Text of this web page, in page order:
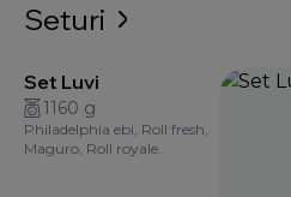
Seturi
Set Luvi
1160 g
Philadelphia ebi, Roll fresh,
Maguro, Roll royale.